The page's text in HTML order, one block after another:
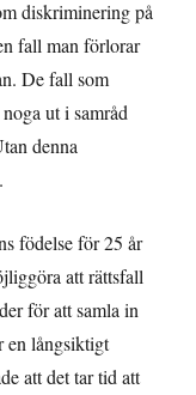
diskriminering på
fall man förlorar
De fall som
ut i samråd
denna
födelse för 25 år
att rättsfall
för att samla in
en långsiktigt
att det tar tid att